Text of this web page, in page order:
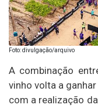
Foto: divulgação/arquivo
A combinação
vinho volta a
com a realização